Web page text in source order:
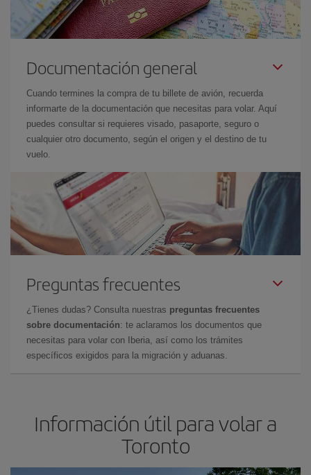
Documentación general
Cuando termines la compra de tu billete de avión, recuerda
informarte de la documentación que necesitas para volar. Aquí
puedes consultar si requieres visado, pasaporte, seguro o
cualquier otro documento, según el origen y el destino de tu
vuelo.
Preguntas frecuentes
¿Tienes dudas? Consulta nuestras preguntas frecuentes
sobre documentación: te aclaramos los documentos que
necesitas para volar con Iberia, así como los trámites
específicos exigidos para la migración y aduanas.
Información útil para volar a
Toronto